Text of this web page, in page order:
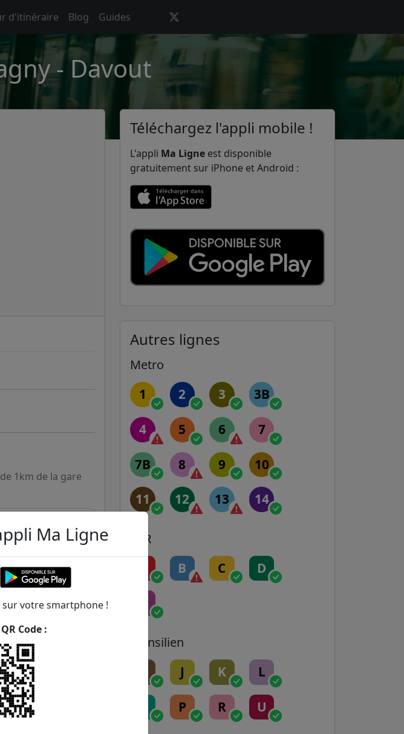
d'itinéraire Blog Guides
- Davout
1km de la gare
358m
351 431m
Téléchargez l'appli mobile !
L'appli Ma Ligne est disponible
gratuitement sur iPhone et Android :
Autres lignes
Metro
1 2 3 3B
4 5 6 7
7B 8 9 10
11 12 13 14
RER
B C D
Transilien
J K L
P R U
Ma Ligne
sur votre smartphone !
Code :